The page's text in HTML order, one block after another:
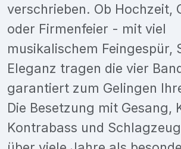
verschrieben. Ob Hochzeit,
oder Firmenfeier - mit viel
musikalischem Feingespür,
Eleganz tragen die vier
garantiert zum Gelingen
Die Besetzung mit Gesang,
Kontrabass und